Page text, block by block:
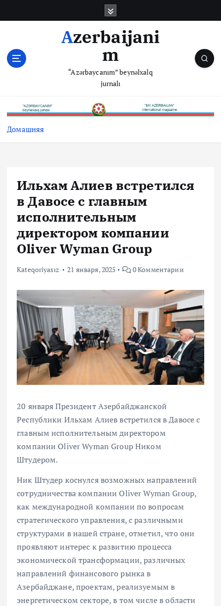
р
Azerbaijani
m
“Azərbaycanım” beynəlxalq
jurnalı
Домашняя
Ильхам Алиев встретился
в Давосе с главным
исполнительным
директором компании
Oliver Wyman Group
Kateqoriyasız 21 января, 2025 0 Комментарии
20 января Президент Азербайджанской
Республики Ильхам Алиев встретился в Давосе с
главным исполнительным директором
компании Oliver Wyman Group Ником
Штудером.
Ник Штудер коснулся возможных направлений
сотрудничества компании Oliver Wyman Group,
как международной компании по вопросам
стратегического управления, с различными
структурами в нашей стране, отметил, что они
проявляют интерес к развитию процесса
экономической трансформации, различных
направлений финансового рынка в
Азербайджане, проектам, реализуемым в
энергетическом секторе, в том числе в области